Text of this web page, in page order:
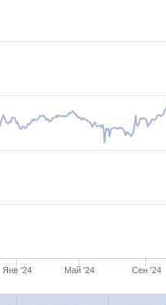
Янв '24 Май '24 Сен '24